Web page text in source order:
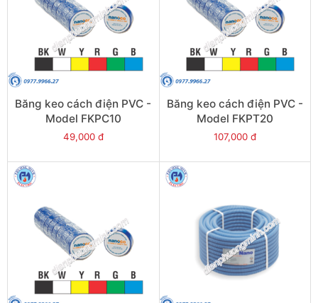
Băng keo cách điện PVC -
Model FKPC10
49,000 đ
Băng keo cách điện PVC -
Model FKPT20
107,000 đ